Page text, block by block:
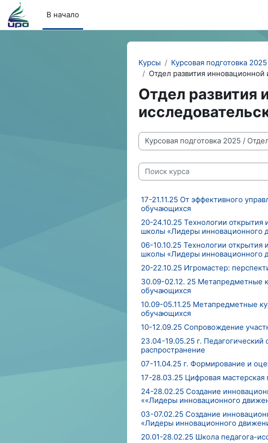
Перейти к основному содержанию
В начало
Курсы
Курсовая подготовка 2025
Отдел развития
Отдел развития
Категории курсов
Поиск курса
17-21.11.25 От эффективного
обучающихся
20-24.10.25 Технологии открытия
школы «Лидеры инновационного
06-10.10.25 Технологии открытия
школы «Лидеры инновационного
20-22.10.25 Игромастер:
30.09-02.12. 25 Метапредметные
обучающихся
10.09-05.11.25 Метапредметные
обучающихся
10-12.09.25 Сопровождение
23.04-19.05.25 г.
распространение
07-11.04.25 г. Формирование и
17-28.03.25 Цифровая
24-28.02.25 Создание
««Лидеры инновационного
03-07.02.25 Создание
«Лидеры инновационного
20.01-28.02.25 Школа педагога-